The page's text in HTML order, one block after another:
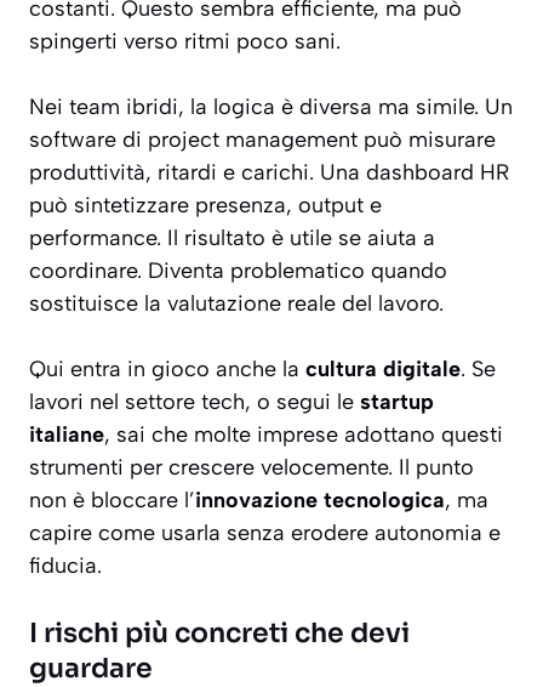
costanti. Questo sembra efficiente, ma può
spingerti verso ritmi poco sani.
Nei team ibridi, la logica è diversa ma simile. Un
software di project management può misurare
produttività, ritardi e carichi. Una dashboard HR
può sintetizzare presenza, output e
performance. Il risultato è utile se aiuta a
coordinare. Diventa problematico quando
sostituisce la valutazione reale del lavoro.
Qui entra in gioco anche la cultura digitale. Se
lavori nel settore tech, o segui le startup
italiane, sai che molte imprese adottano questi
strumenti per crescere velocemente. Il punto
non è bloccare l’innovazione tecnologica, ma
capire come usarla senza erodere autonomia e
fiducia.
I rischi più concreti che devi
guardare